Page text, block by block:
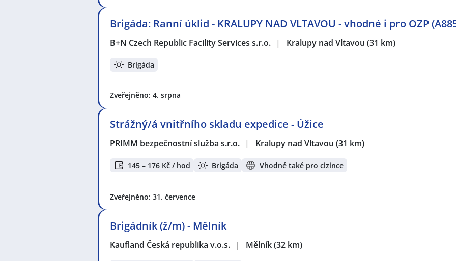
Brigáda: Ranní úklid - KRALUPY NAD VLTAVOU - vhodné i pro OZP
B+N Czech Republic Facility Services s.r.o. | Kralupy nad Vltavou (31 km)
Brigáda
Zveřejněno: 4. srpna
Strážný/á vnitřního skladu expedice - Úžice
PRIMM bezpečnostní služba s.r.o. | Kralupy nad Vltavou (31 km)
145 – 176 Kč / hod Brigáda Vhodné také pro cizince
Zveřejněno: 31. července
Brigádník (ž/m) - Mělník
Kaufland Česká republika v.o.s. | Mělník(32 km)